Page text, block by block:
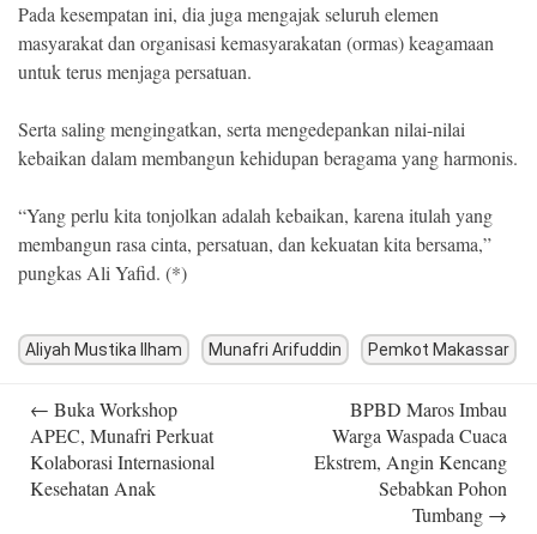
Pada kesempatan ini, dia juga mengajak seluruh elemen
masyarakat dan organisasi kemasyarakatan (ormas) keagamaan
untuk terus menjaga persatuan.
Serta saling mengingatkan, serta mengedepankan nilai-nilai
kebaikan dalam membangun kehidupan beragama yang harmonis.
“Yang perlu kita tonjolkan adalah kebaikan, karena itulah yang
membangun rasa cinta, persatuan, dan kekuatan kita bersama,”
pungkas Ali Yafid. (*)
Aliyah Mustika Ilham Munafri Arifuddin Pemkot Makassar
navigation
← Buka Workshop
APEC, Munafri Perkuat
Kolaborasi Internasional
Kesehatan Anak
BPBD Maros Imbau
Warga Waspada Cuaca
Ekstrem, Angin Kencang
Sebabkan Pohon
Tumbang →